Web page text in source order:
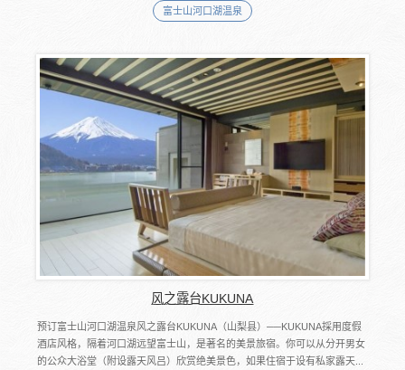
富士山河口湖温泉
风之露台KUKUNA
预订富士山河口湖温泉风之露台KUKUNA（山梨县）──KUKUNA採用度假
酒店风格，隔着河口湖远望富士山，是著名的美景旅宿。你可以从分开男女
的公众大浴堂（附设露天风吕）欣赏绝美景色，如果住宿于设有私家露天...